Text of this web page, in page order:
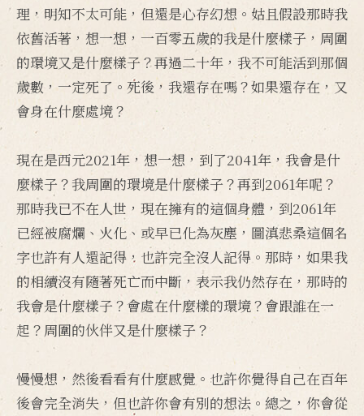
理，明知不太可能，但還是心存幻想。姑且假設那時我
依舊活著，想一想，一百零五歲的我是什麼樣子，周圍
的環境又是什麼樣子？再過二十年，我不可能活到那個
歲數，一定死了。死後，我還存在嗎？如果還存在，又
會身在什麼處境？
現在是西元2021年，想一想，到了2041年，我會是什
麼樣子？我周圍的環境是什麼樣子？再到2061年呢？
那時我已不在人世，現在擁有的這個身體，到2061年
已經被腐爛、火化、或早已化為灰塵，圖滇悲桑這個名
字也許有人還記得，也許完全沒人記得。那時，如果我
的相續沒有隨著死亡而中斷，表示我仍然存在，那時的
我會是什麼樣子？會處在什麼樣的環境？會跟誰在一
起？周圍的伙伴又是什麼樣子？
慢慢想，然後看看有什麼感覺。也許你覺得自己在百年
後會完全消失，但也許你會有別的想法。總之，你會從